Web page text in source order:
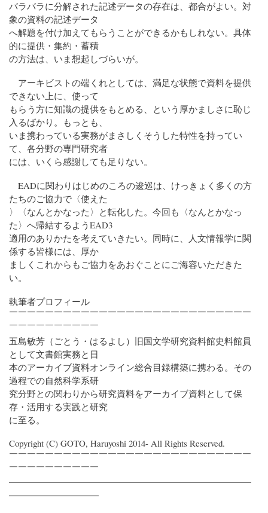
バラバラに分解された記述データの存在は、都合がよい。対
象の資料の記述データ
へ解題を付け加えてもらうことができるかもしれない。具体
的に提供・集約・蓄積
の方法は、いま想起しづらいが。
アーキビストの端くれとしては、満足な状態で資料を提供
できない上に、使って
もらう方に知識の提供をもとめる、という厚かましさに恥じ
入るばかり。もっとも、
いま携わっている実務がまさしくそうした特性を持ってい
て、各分野の専門研究者
には、いくら感謝しても足りない。
EADに関わりはじめのころの逡巡は、けっきょく多くの方
たちのご協力で〈使えた
〉〈なんとかなった〉と転化した。今回も〈なんとかなっ
た〉へ帰結するようEAD3
適用のありかたを考えていきたい。同時に、人文情報学に関
係する皆様には、厚か
ましくこれからもご協力をあおぐことにご海容いただきた
い。
執筆者プロフィール
￣￣￣￣￣￣￣￣￣￣￣￣￣￣￣￣￣￣￣￣￣￣￣￣￣￣￣
￣￣￣￣￣￣￣￣￣￣
五島敏芳（ごとう・はるよし）旧国文学研究資料館史料館員
として文書館実務と日
本のアーカイブ資料オンライン総合目録構築に携わる。その
過程での自然科学系研
究分野との関わりから研究資料をアーカイブ資料として保
存・活用する実践と研究
に至る。
Copyright (C) GOTO, Haruyoshi 2014- All Rights Reserved.
￣￣￣￣￣￣￣￣￣￣￣￣￣￣￣￣￣￣￣￣￣￣￣￣￣￣￣
￣￣￣￣￣￣￣￣￣￣
━━━━━━━━━━━━━━━━━━━━━━━━━━━
━━━━━━━━━━